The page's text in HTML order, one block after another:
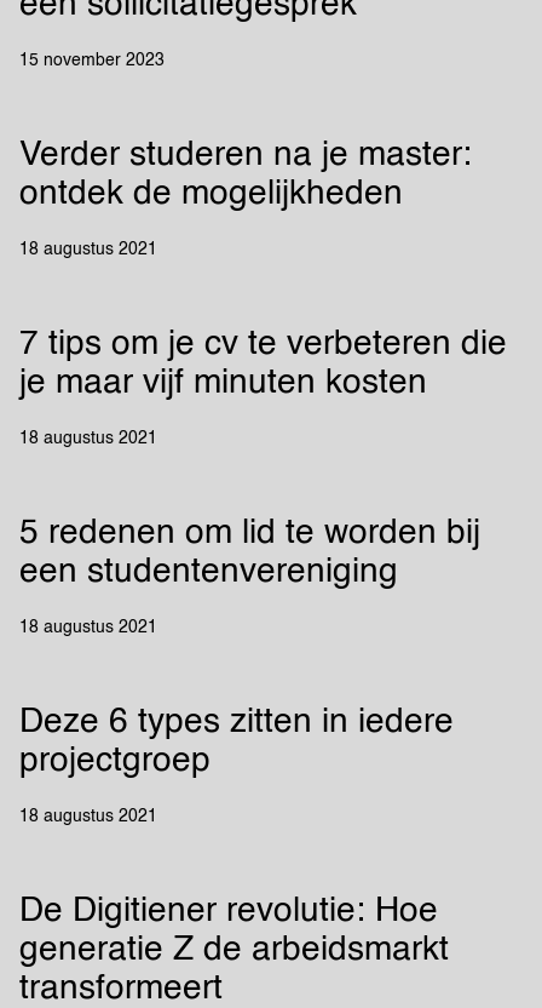
15 november 2023
Verder studeren na je master:
ontdek de mogelijkheden
18 augustus 2021
7 tips om je cv te verbeteren die
je maar vijf minuten kosten
18 augustus 2021
5 redenen om lid te worden bij
een studentenvereniging
18 augustus 2021
Deze 6 types zitten in iedere
projectgroep
18 augustus 2021
De Digitiener revolutie: Hoe
generatie Z de arbeidsmarkt
transformeert